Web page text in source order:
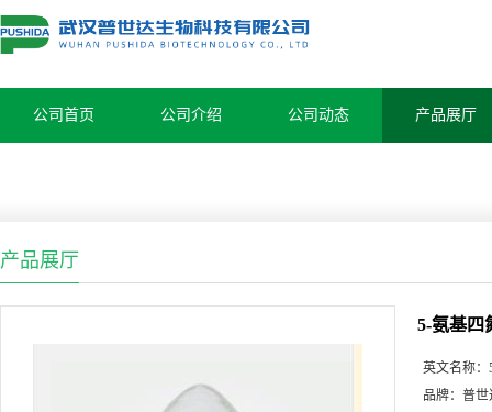
公司首页 公司介绍 公司动态 产品展厅
产品展厅
5-氨基四
英文名称：
品牌： 普世